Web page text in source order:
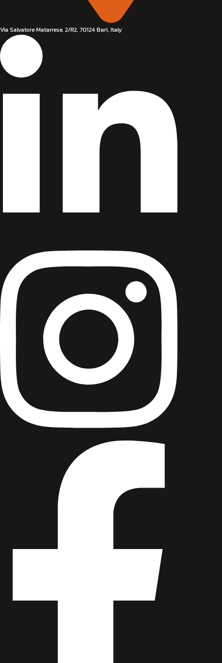
Via Salvatore Matarrese, 2/R2, 70124 Bari, Italy